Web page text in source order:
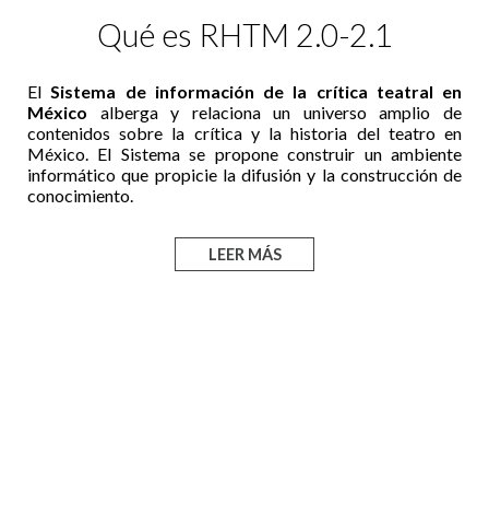
Qué es RHTM 2.0-2.1
ElSistema de información de la crítica teatral en
México alberga y relaciona un universo amplio de
contenidos sobre la crítica y la historia del teatro en
México. El Sistema se propone construir un ambiente
informático que propicie la difusión y la construcción de
conocimiento.
LEER MÁS